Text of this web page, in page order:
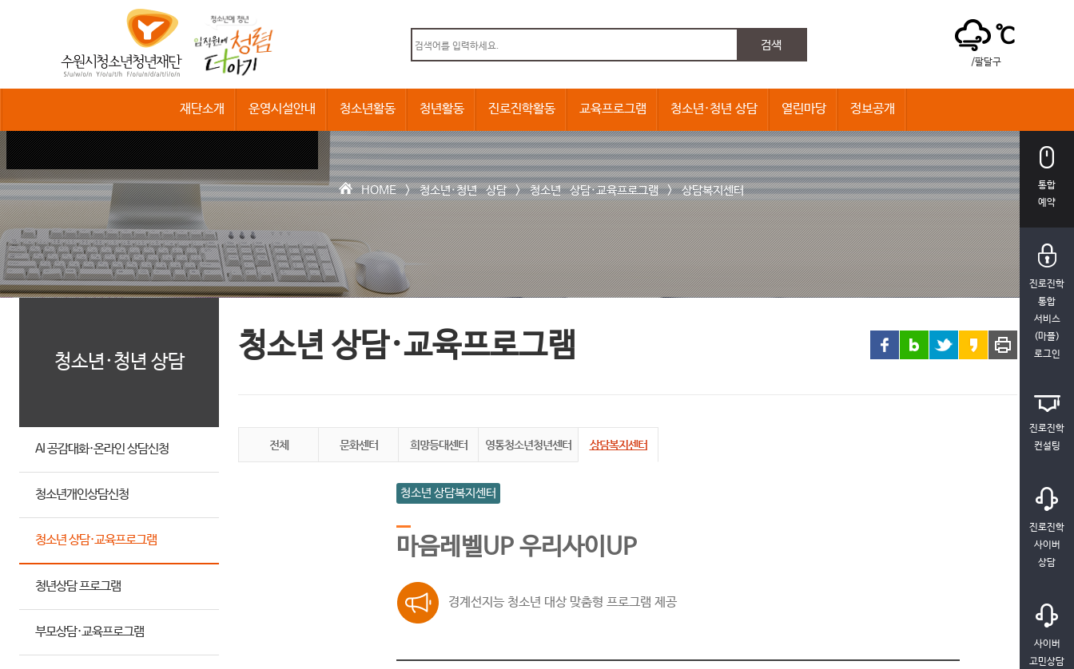
청
소
년
년
재
단
℃
/팔달구
재단소개 운영시설안내 청소년활동 청년활동 진로진학활동 교육프로그램 청소년·청년 상담 열린마당 정보공개
HOME >청소년·청년 상담>청소년 상담·교육프로그램>상담복지센터
청소년·청년 상담
AI 공감대화·온라인 상담신청
청소년개인상담신청
청소년 상담·교육프로그램
청년상담 프로그램
부모상담·교육프로그램
청소년 상담·교육프로그램
전체 문화센터 희망등대센터 영통청소년청년센터 상담복지센터
청소년 상담복지센터
마음레벨UP 우리사이UP
경계선지능 청소년 대상 맞춤형 프로그램 제공
통합
예약
진로진학
통합
서비스
(마플)
로그인
진로진학
컨설팅
진로진학
사이버
상담
사이버
고민상담